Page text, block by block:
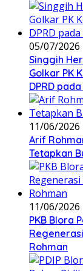
05/07/2026
Singgih
Golkar PK
DPRD
11/06/2026
Arif
Tetapkan
11/06/2026
PKB Blora
Rohman